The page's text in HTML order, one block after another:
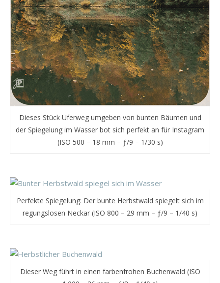
Dieses Stück Uferweg umgeben von bunten Bäumen und
der Spiegelung im Wasser bot sich perfekt an für Instagram
(ISO 500 – 18 mm – ƒ/9 – 1/30 s)
Perfekte Spiegelung: Der bunte Herbstwald spiegelt sich im
regungslosen Neckar (ISO 800 – 29 mm – ƒ/9 – 1/40 s)
Dieser Weg führt in einen farbenfrohen Buchenwald (ISO